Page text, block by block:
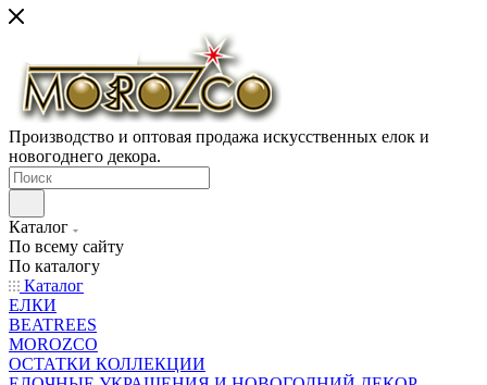
Производство и оптовая продажа искусственных елок и
новогоднего декора.
Каталог
По всему сайту
По каталогу
Каталог
ЕЛКИ
BEATREES
MOROZCO
ОСТАТКИ КОЛЛЕКЦИИ